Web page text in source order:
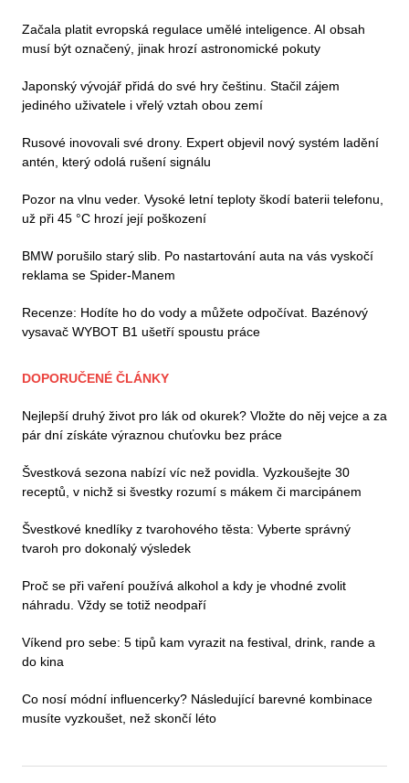
Začala platit evropská regulace umělé inteligence. AI obsah
musí být označený, jinak hrozí astronomické pokuty
Japonský vývojář přidá do své hry češtinu. Stačil zájem
jediného uživatele i vřelý vztah obou zemí
Rusové inovovali své drony. Expert objevil nový systém ladění
antén, který odolá rušení signálu
Pozor na vlnu veder. Vysoké letní teploty škodí baterii telefonu,
už při 45 °C hrozí její poškození
BMW porušilo starý slib. Po nastartování auta na vás vyskočí
reklama se Spider-Manem
Recenze: Hodíte ho do vody a můžete odpočívat. Bazénový
vysavač WYBOT B1 ušetří spoustu práce
DOPORUČENÉ ČLÁNKY
Nejlepší druhý život pro lák od okurek? Vložte do něj vejce a za
pár dní získáte výraznou chuťovku bez práce
Švestková sezona nabízí víc než povidla. Vyzkoušejte 30
receptů, v nichž si švestky rozumí s mákem či marcipánem
Švestkové knedlíky z tvarohového těsta: Vyberte správný
tvaroh pro dokonalý výsledek
Proč se při vaření používá alkohol a kdy je vhodné zvolit
náhradu. Vždy se totiž neodpaří
Víkend pro sebe: 5 tipů kam vyrazit na festival, drink, rande a
do kina
Co nosí módní influencerky? Následující barevné kombinace
musíte vyzkoušet, než skončí léto